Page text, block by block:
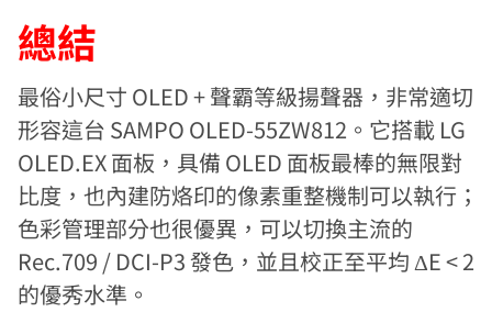
總結
最俗小尺寸 OLED + 聲霸等級揚聲器，非常適切
形容這台 SAMPO OLED-55ZW812。它搭載 LG
OLED.EX 面板，具備 OLED 面板最棒的無限對
比度，也內建防烙印的像素重整機制可以執行；
色彩管理部分也很優異，可以切換主流的
Rec.709 / DCI-P3 發色，並且校正至平均 ΔE < 2
的優秀水準。